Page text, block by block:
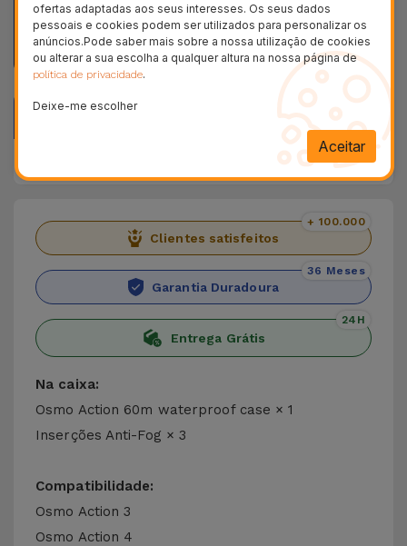
Receba o seu produto em casa, sem pagar mais por
isso
Clientes satisfeitos
+ 100.000
Garantia Duradoura
36 Meses
Entrega Grátis
24H
Na caixa:
Osmo Action 60m waterproof case × 1
Inserções Anti-Fog × 3
Compatibilidade:
Osmo Action 3
Osmo Action 4
ofertas adaptadas aos seus interesses. Os seus dados
pessoais e cookies podem ser utilizados para personalizar os
anúncios.Pode saber mais sobre a nossa utilização de cookies
ou alterar a sua escolha a qualquer altura na nossa página de
política de privacidade.
Deixe-me escolher
Aceitar